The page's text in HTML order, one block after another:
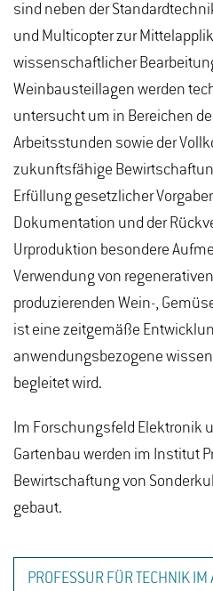
sind neben der
und Multicopter zur
wissenschaftlicher
Weinbausteillagen werden
untersucht um in Bereichen
Arbeitsstunden sowie der
zukunftsfähige
Erfüllung gesetzlicher
Dokumentation und der
Urproduktion besondere
Verwendung von
produzierenden Wein-,
ist eine zeitgemäße
anwendungsbezogene
begleitet wird.
Im Forschungsfeld Elektronik
Gartenbau werden im Institut
Bewirtschaftung von
gebaut.
PROFESSUR FÜR TECHNIK IM